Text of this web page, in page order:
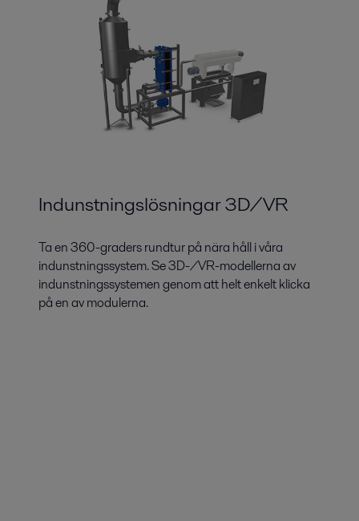
Indunstningslösningar 3D/VR
Ta en 360-graders rundtur på nära håll i våra
indunstningssystem. Se 3D-/VR-modellerna av
indunstningssystemen genom att helt enkelt klicka
på en av modulerna.